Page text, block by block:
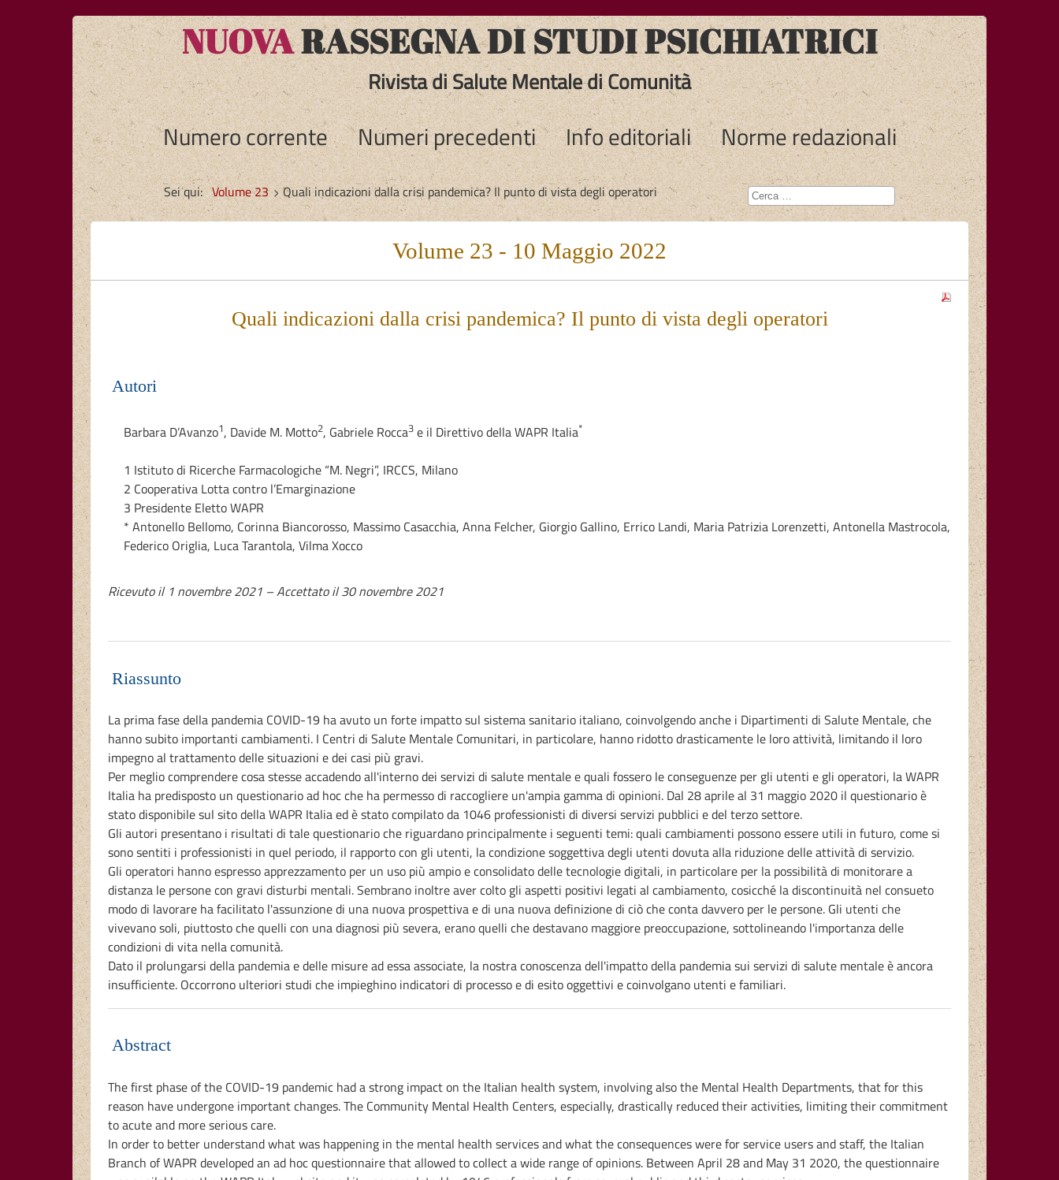
NUOVARASSEGNA DI STUDI PSICHIATRICI
Rivista di Salute Mentale di Comunità
Numero corrente Numeri precedenti Info editoriali Norme redazionali
Sei qui:Volume 23 Quali indicazioni dalla crisi pandemica? Il punto di vista degli operatori
Volume 23 - 10 Maggio 2022
Quali indicazioni dalla crisi pandemica? Il punto di vista degli operatori
Autori
Barbara D’Avanzo1, Davide M. Motto2, Gabriele Rocca3 e il Direttivo della WAPR Italia*
1 Istituto di Ricerche Farmacologiche “M. Negri”, IRCCS, Milano
2 Cooperativa Lotta contro l’Emarginazione
3 Presidente Eletto WAPR
*Antonello Bellomo, Corinna Biancorosso, Massimo Casacchia, Anna Felcher, Giorgio Gallino, Errico Landi, Maria Patrizia Lorenzetti, Antonella Mastrocola,
Federico Origlia, Luca Tarantola, Vilma Xocco
Ricevuto il 1 novembre 2021 – Accettato il 30 novembre 2021
Riassunto
La prima fase della pandemia COVID-19 ha avuto un forte impatto sul sistema sanitario italiano, coinvolgendo anche i Dipartimenti di Salute Mentale, che
hanno subito importanti cambiamenti. I Centri di Salute Mentale Comunitari, in particolare, hanno ridotto drasticamente le loro attività, limitando il loro
impegno al trattamento delle situazioni e dei casi più gravi.
Per meglio comprendere cosa stesse accadendo all'interno dei servizi di salute mentale e quali fossero le conseguenze per gli utenti e gli operatori, la WAPR
Italia ha predisposto un questionario ad hoc che ha permesso di raccogliere un'ampia gamma di opinioni. Dal 28 aprile al 31 maggio 2020 il questionario è
stato disponibile sul sito della WAPR Italia ed è stato compilato da 1046 professionisti di diversi servizi pubblici e del terzo settore.
Gli autori presentano i risultati di tale questionario che riguardano principalmente i seguenti temi: quali cambiamenti possono essere utili in futuro, come si
sono sentiti i professionisti in quel periodo, il rapporto con gli utenti, la condizione soggettiva degli utenti dovuta alla riduzione delle attività di servizio.
Gli operatori hanno espresso apprezzamento per un uso più ampio e consolidato delle tecnologie digitali, in particolare per la possibilità di monitorare a
distanza le persone con gravi disturbi mentali. Sembrano inoltre aver colto gli aspetti positivi legati al cambiamento, cosicché la discontinuità nel consueto
modo di lavorare ha facilitato l'assunzione di una nuova prospettiva e di una nuova definizione di ciò che conta davvero per le persone. Gli utenti che
vivevano soli, piuttosto che quelli con una diagnosi più severa, erano quelli che destavano maggiore preoccupazione, sottolineando l'importanza delle
condizioni di vita nella comunità.
Dato il prolungarsi della pandemia e delle misure ad essa associate, la nostra conoscenza dell'impatto della pandemia sui servizi di salute mentale è ancora
insufficiente. Occorrono ulteriori studi che impieghino indicatori di processo e di esito oggettivi e coinvolgano utenti e familiari.
Abstract
The first phase of the COVID-19 pandemic had a strong impact on the Italian health system, involving also the Mental Health Departments, that for this
reason have undergone important changes. The Community Mental Health Centers, especially, drastically reduced their activities, limiting their commitment
to acute and more serious care.
In order to better understand what was happening in the mental health services and what the consequences were for service users and staff, the Italian
Branch of WAPR developed an ad hoc questionnaire that allowed to collect a wide range of opinions. Between April 28 and May 31 2020, the questionnaire